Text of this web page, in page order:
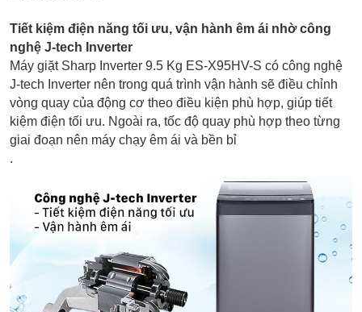
Tiết kiệm điện năng tối ưu, vận hành êm ái nhờ công
nghệ J-tech Inverter
Máy giặt Sharp Inverter 9.5 Kg ES-X95HV-S có công nghệ
J-tech Inverter nên trong quá trình vận hành sẽ điều chỉnh
vòng quay của động cơ theo điều kiện phù hợp, giúp tiết
kiệm điện tối ưu. Ngoài ra, tốc độ quay phù hợp theo từng
giai đoạn nên máy chạy êm ái và bền bỉ
.